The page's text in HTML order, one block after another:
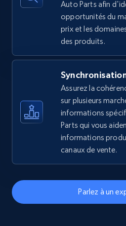
eBay - Gather data on
specified keywords
URL, Product id, Title, Seller
Seller reviews,
more.
359+
eBay - Collect products
Auto Parts afin
opportunités du
prix et les
des produits.
Assurez la
sur plusieurs
informations
Parts qui vous
informations
canaux de vente.
Parlez à un